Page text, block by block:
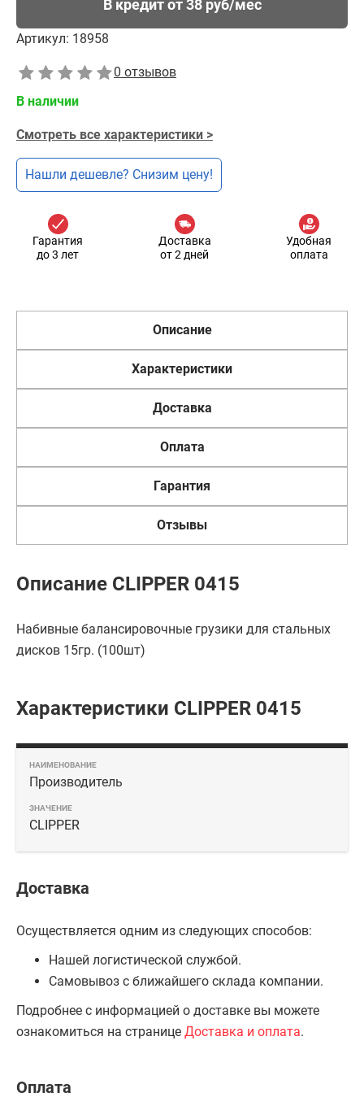
В кредит от 38 руб/мес
Артикул: 18958
0 отзывов
В наличии
Смотреть все характеристики >
Нашли дешевле? Снизим цену!
Гарантия
до 3 лет
Доставка
от 2 дней
Удобная
оплата
Описание
Характеристики
Доставка
Оплата
Гарантия
Отзывы
Описание CLIPPER 0415
Набивные балансировочные грузики для стальных
дисков 15гр. (100шт)
Характеристики CLIPPER 0415
Производитель
CLIPPER
Доставка
Осуществляется одним из следующих способов:
Нашей логистической службой.
Самовывоз с ближайшего склада компании.
Подробнее с информацией о доставке вы можете
ознакомиться на странице Доставка и оплата.
Оплата